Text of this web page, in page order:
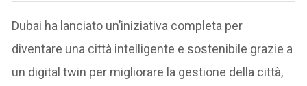
Dubai ha lanciato un’iniziativa completa per
diventare una città intelligente e sostenibile grazie a
un digital twin per migliorare la gestione della città,